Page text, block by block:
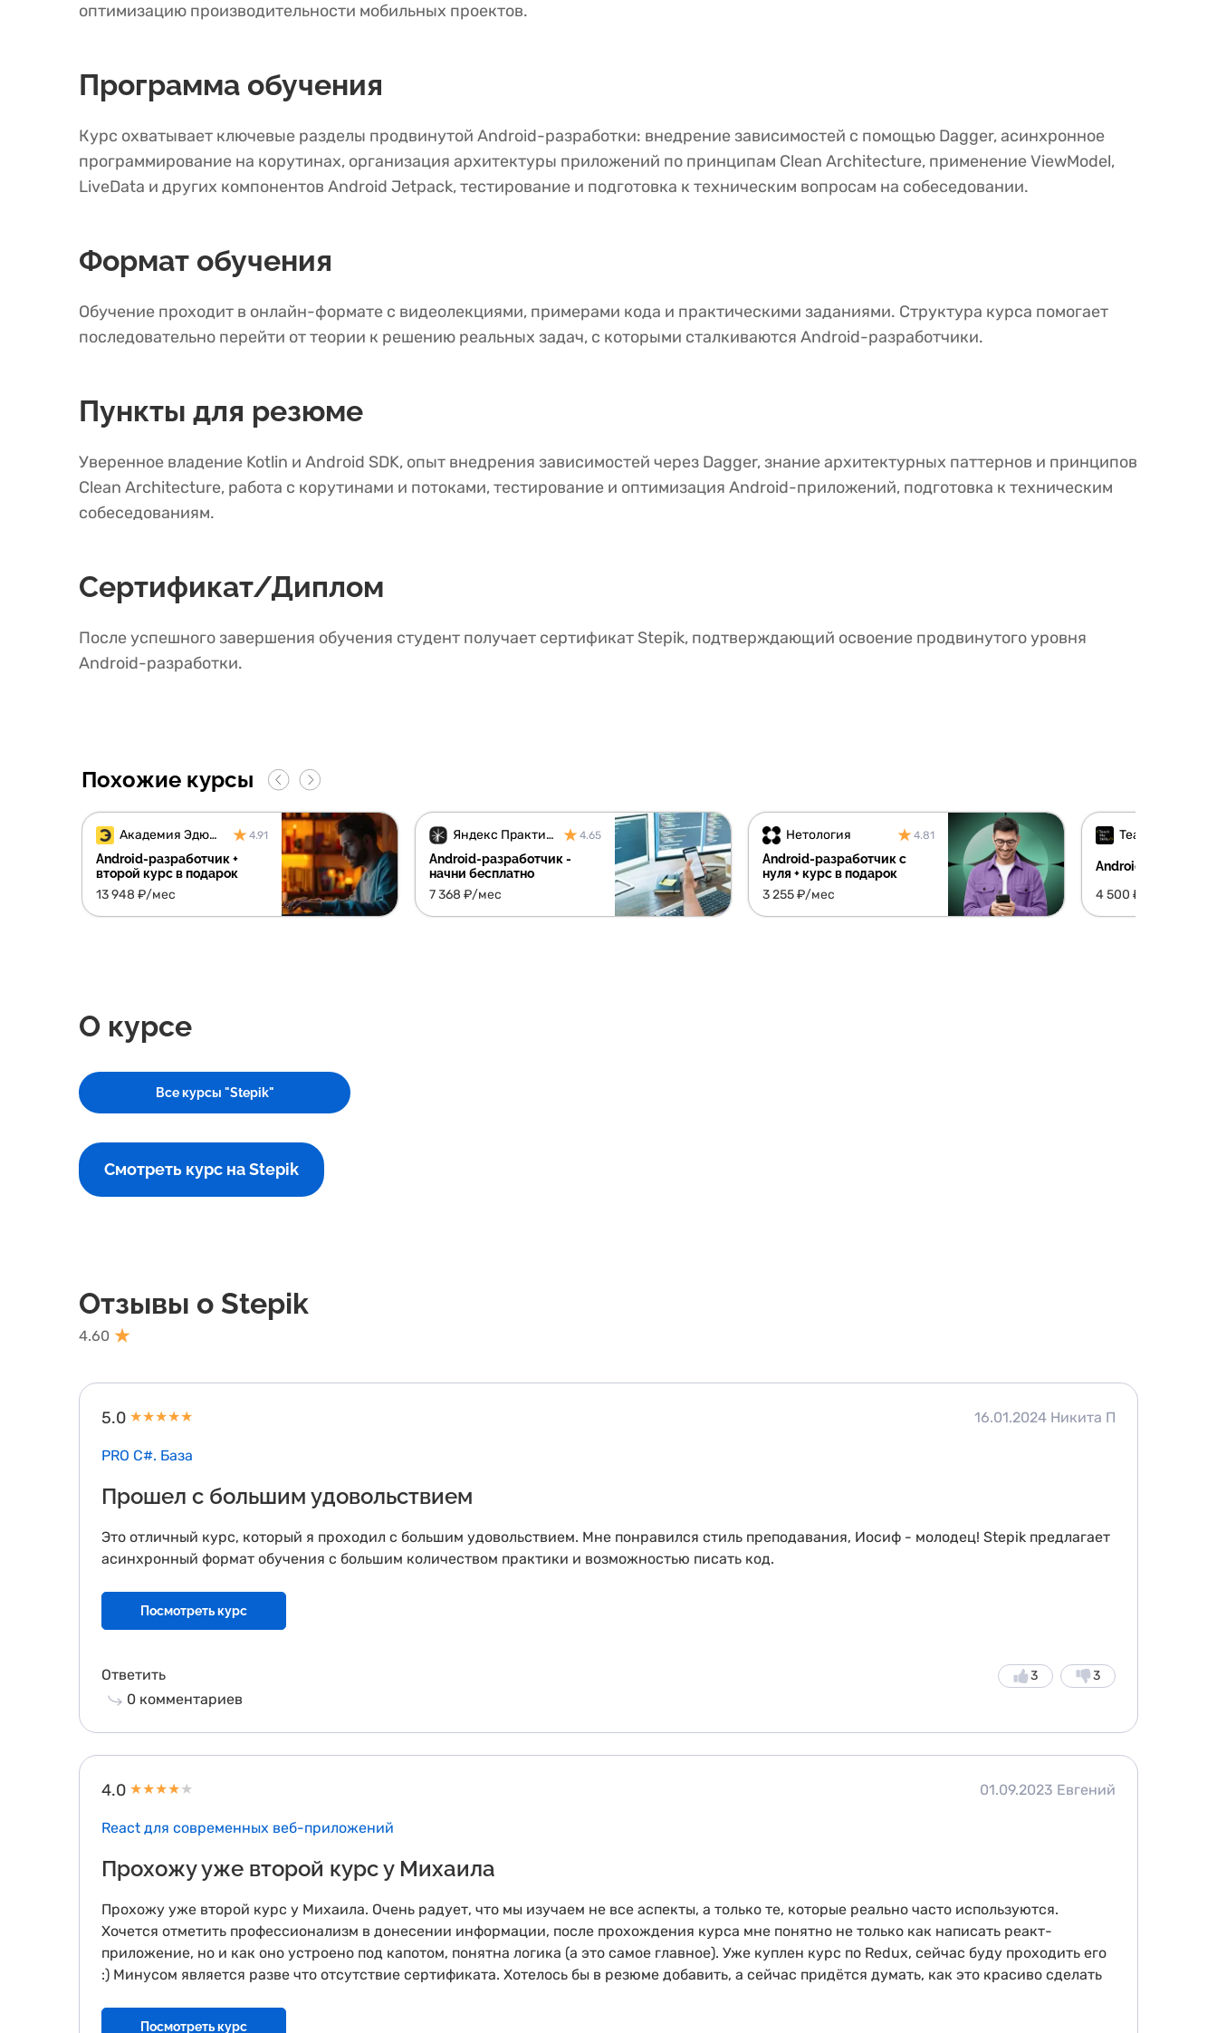
оптимизацию производительности мобильных проектов.
Программа обучения
Курс охватывает ключевые разделы продвинутой Android-разработки: внедрение зависимостей с помощью Dagger, асинхронное
программирование на корутинах, организация архитектуры приложений по принципам Clean Architecture, применение ViewModel,
LiveData и других компонентов Android Jetpack, тестирование и подготовка к техническим вопросам на собеседовании.
Формат обучения
Обучение проходит в онлайн-формате с видеолекциями, примерами кода и практическими заданиями. Структура курса помогает
последовательно перейти от теории к решению реальных задач, с которыми сталкиваются Android-разработчики.
Пункты для резюме
Уверенное владение Kotlin и Android SDK, опыт внедрения зависимостей через Dagger, знание архитектурных паттернов и принципов
Clean Architecture, работа с корутинами и потоками, тестирование и оптимизация Android-приложений, подготовка к техническим
собеседованиям.
Сертификат/Диплом
После успешного завершения обучения студент получает сертификат Stepik, подтверждающий освоение продвинутого уровня
Android-разработки.
Похожие курсы
Академия Эдюсон 4.91
Android-разработчик +
второй курс в подарок
13 948 ₽/мес
Яндекс Практикум 4.65
Android-разработчик -
начни бесплатно
7 368 ₽/мес
Нетология 4.81
Android-разработчик с
нуля + курс в подарок
3 255 ₽/мес
TeachMeSkills
Android
4 500 ₽/мес
О курсе
Все курсы "Stepik"
Смотреть курс на Stepik
Отзывы о Stepik
4.60
5.0 ★★★★★ 16.01.2024 Никита П
PRO C#. База
Прошел с большим удовольствием
Это отличный курс, который я проходил с большим удовольствием. Мне понравился стиль преподавания, Иосиф - молодец! Stepik предлагает
асинхронный формат обучения с большим количеством практики и возможностью писать код.
Посмотреть курс
Ответить
0 комментариев
3
3
4.0 ★★★★★ 01.09.2023 Евгений
React для современных веб-приложений
Прохожу уже второй курс у Михаила
Прохожу уже второй курс у Михаила. Очень радует, что мы изучаем не все аспекты, а только те, которые реально часто используются.
Хочется отметить профессионализм в донесении информации, после прохождения курса мне понятно не только как написать реакт-
приложение, но и как оно устроено под капотом, понятна логика (а это самое главное). Уже куплен курс по Redux, сейчас буду проходить его
:) Минусом является разве что отсутствие сертификата. Хотелось бы в резюме добавить, а сейчас придётся думать, как это красиво сделать
Посмотреть курс